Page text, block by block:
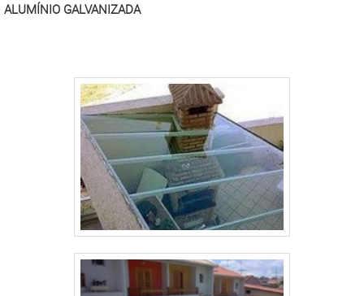
AUTOMATIZADO DE ALTA QUALIDADEPara garantir
demandas. Além disso, a empresa promove vendas
transparentes e sustentáveis, pensando no bem-estar
dos clientes e do meio ambiente. Solicite um
orçamento e saiba mais!.
ALUMÍNIO GALVANIZADA